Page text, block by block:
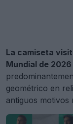
La camiseta
Mundial de 2026
geométrico en
antiguos motivos